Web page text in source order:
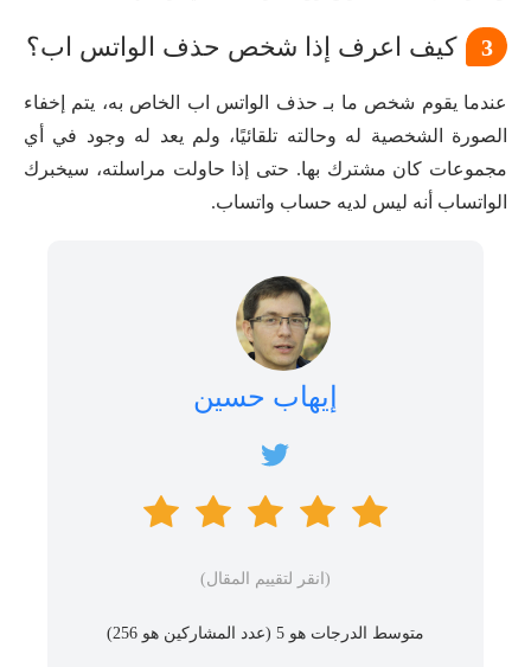
3 كيف اعرف إذا شخص حذف الواتس اب؟
عندما يقوم شخص ما بـ حذف الواتس اب الخاص به، يتم إخفاء
الصورة الشخصية له وحالته تلقائيًا، ولم يعد له وجود في أي
مجموعات كان مشترك بها. حتى إذا حاولت مراسلته، سيخبرك
الواتساب أنه ليس لديه حساب واتساب.
إيهاب حسين
(انقر لتقييم المقال)
متوسط ​​الدرجات هو 5 (عدد المشاركين هو 256
)